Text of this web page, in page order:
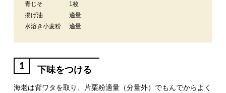
青じそ
1枚
揚げ油
適量
水溶き小麦粉
適量
1 下味をつける
海老は背ワタを取り、片栗粉適量（分量外）でもんでからよく